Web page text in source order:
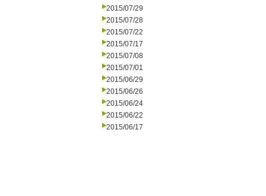
2015/07/29
2015/07/28
2015/07/22
2015/07/17
2015/07/08
2015/07/01
2015/06/29
2015/06/26
2015/06/24
2015/06/22
2015/06/17